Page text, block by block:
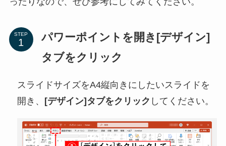
STEP
パワーポイントを開き[デザイン]
タブをクリック
スライドサイズをA4縦向きにしたいスライドを
開き、
[デザイン]タブをクリック してください。